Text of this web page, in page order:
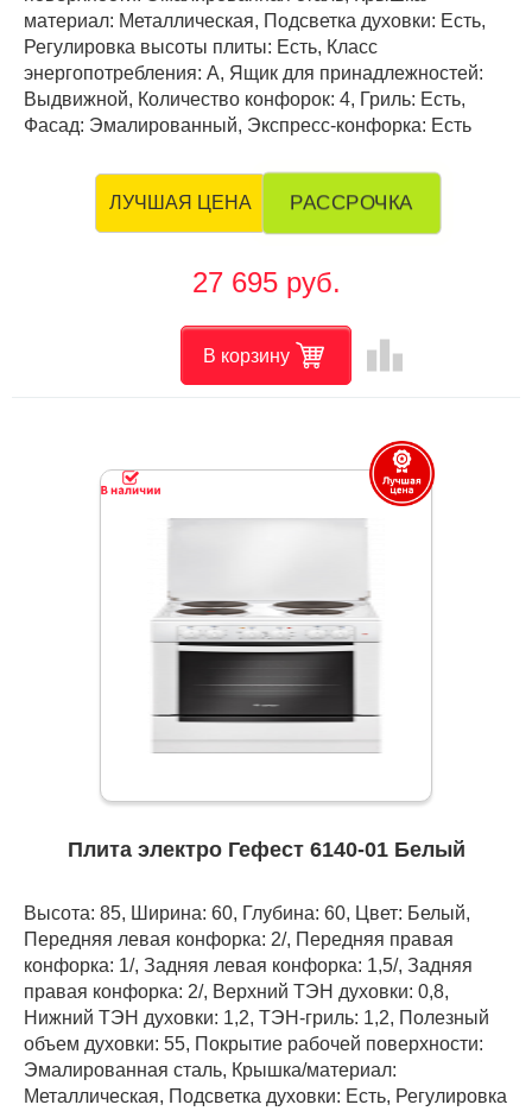
материал: Металлическая, Подсветка духовки: Есть,
Регулировка высоты плиты: Есть, Класс
энергопотребления: А, Ящик для принадлежностей:
Выдвижной, Количество конфорок: 4, Гриль: Есть,
Фасад: Эмалированный, Экспресс-конфорка: Есть
ЛУЧШАЯ ЦЕНА РАССРОЧКА
27 695 руб.
В корзину leaderboard
Плита электро Гефест 6140-01 Белый
Высота: 85, Ширина: 60, Глубина: 60, Цвет: Белый,
Передняя левая конфорка: 2/, Передняя правая
конфорка: 1/, Задняя левая конфорка: 1,5/, Задняя
правая конфорка: 2/, Верхний ТЭН духовки: 0,8,
Нижний ТЭН духовки: 1,2, ТЭН-гриль: 1,2, Полезный
объем духовки: 55, Покрытие рабочей поверхности:
Эмалированная сталь, Крышка/материал:
Металлическая, Подсветка духовки: Есть, Регулировка